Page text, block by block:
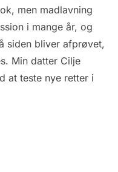
men madlavning
i mange år, og
siden bliver afprøvet,
Min datter Cilje
at teste nye retter i